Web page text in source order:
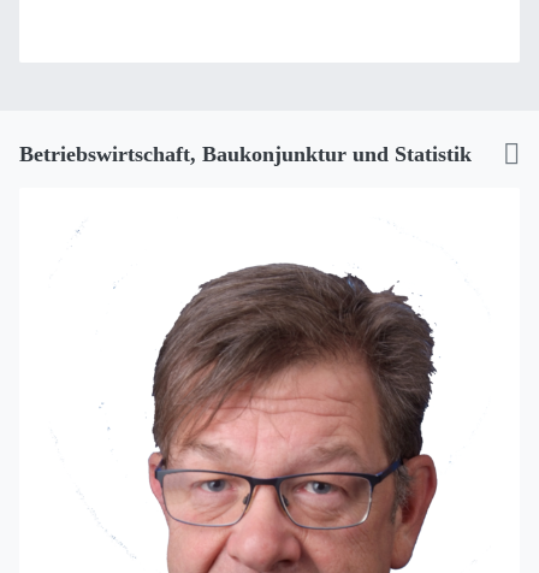
Betriebswirtschaft, Baukonjunktur und Statistik